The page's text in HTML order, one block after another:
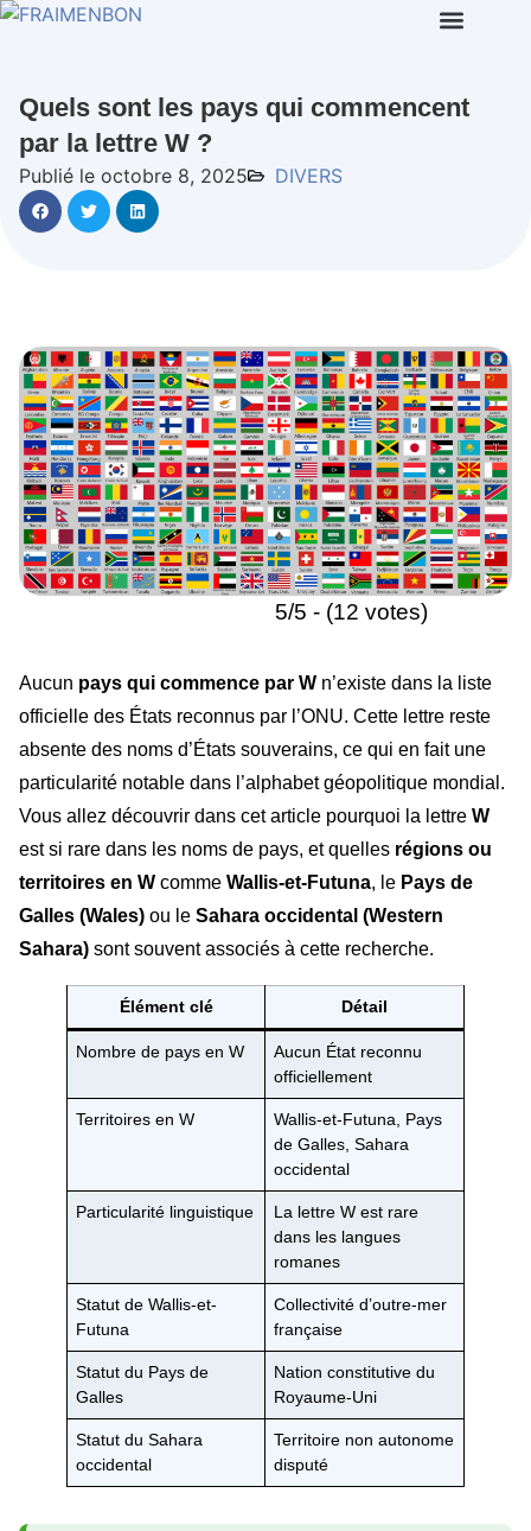
Quels sont les pays qui commencent
par la lettre W ?
Publié le octobre 8, 2025 DIVERS
5/5 - (12 votes)
Aucun pays qui commence par W n’existe dans la liste
officielle des États reconnus par l’ONU. Cette lettre reste
absente des noms d’États souverains, ce qui en fait une
particularité notable dans l’alphabet géopolitique mondial.
Vous allez découvrir dans cet article pourquoi la lettre W
est si rare dans les noms de pays, et quelles régions ou
territoires en W comme Wallis-et-Futuna, le Pays de
Galles (Wales) ou le Sahara occidental (Western
Sahara) sont souvent associés à cette recherche.
Élément clé Détail
Nombre de pays en W
Aucun État reconnu
officiellement
Territoires en W
Wallis-et-Futuna, Pays
de Galles, Sahara
occidental
Particularité linguistique
La lettre W est rare
dans les langues
romanes
Statut de Wallis-et-
Futuna
Collectivité d’outre-mer
française
Statut du Pays de
Galles
Nation constitutive du
Royaume-Uni
Statut du Sahara
occidental
Territoire non autonome
disputé